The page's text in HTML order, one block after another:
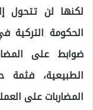
لكنها لن تتحول
الحكومة
ضوابط على
الطبيعية، فثمة
المضاربات على